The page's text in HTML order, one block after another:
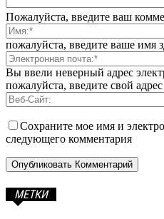
Пожалуйста, введите ваш
пожалуйста, введите ваше имя
Вы ввели неверный адрес
пожалуйста, введите свой
Сохраните мое имя и
следующего комментария
МЕТКИ